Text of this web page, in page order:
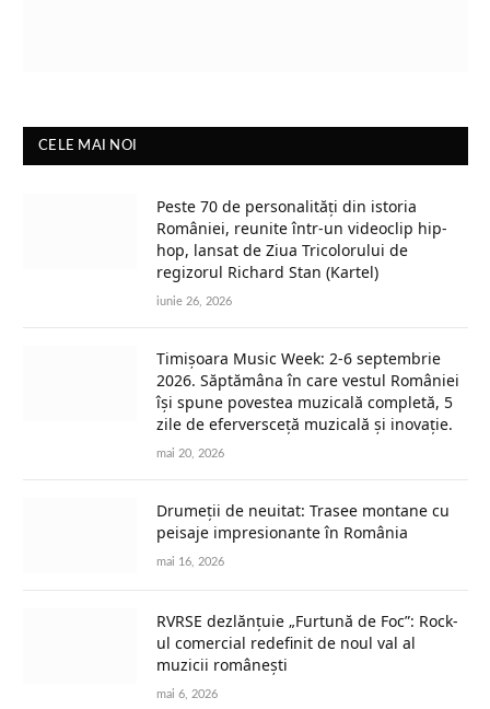
CELE MAI NOI
Peste 70 de personalități din istoria
României, reunite într-un videoclip hip-
hop, lansat de Ziua Tricolorului de
regizorul Richard Stan (Kartel)
iunie 26, 2026
Timișoara Music Week: 2-6 septembrie
2026. Săptămâna în care vestul României
își spune povestea muzicală completă, 5
zile de eferversceță muzicală și inovație.
mai 20, 2026
Drumeții de neuitat: Trasee montane cu
peisaje impresionante în România
mai 16, 2026
RVRSE dezlănțuie „Furtună de Foc”: Rock-
ul comercial redefinit de noul val al
muzicii românești
mai 6, 2026